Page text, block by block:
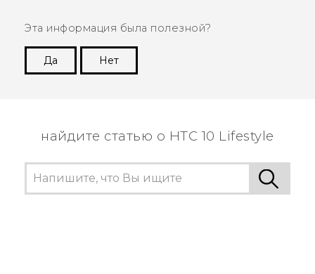
Эта информация была полезной?
Да
Нет
найдите статью о HTC 10 Lifestyle